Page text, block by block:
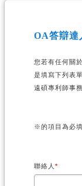
OA答辯達
您若有任何關
是填寫下列表單
遠碩專利師事
※的項目為必填
聯絡人